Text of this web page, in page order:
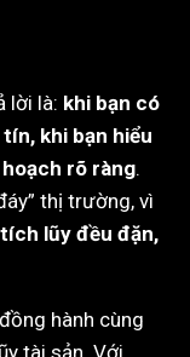
lời là: khi bạn có
khi bạn hiểu
rõ ràng.
thị trường, vì
lũy đều đặn,
hành cùng